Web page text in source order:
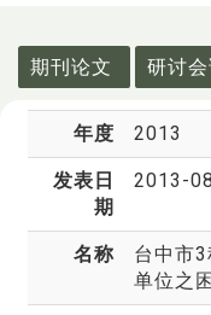
期刊论文
研讨
年度 2013
发表日
期
2013-08
名称
台中市
单位之